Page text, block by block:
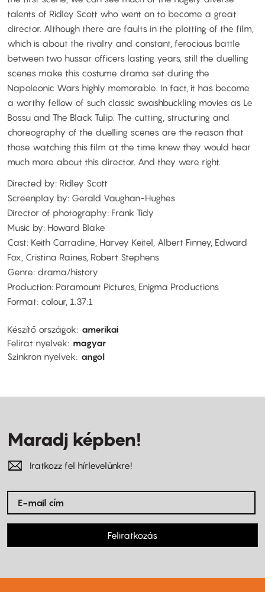
talents of Ridley Scott who went on to become a great
director. Although there are faults in the plotting of the film,
which is about the rivalry and constant, ferocious battle
between two hussar officers lasting years, still the duelling
scenes make this costume drama set during the
Napoleonic Wars highly memorable. In fact, it has become
a worthy fellow of such classic swashbuckling movies as Le
Bossu and The Black Tulip. The cutting, structuring and
choreography of the duelling scenes are the reason that
those watching this film at the time knew they would hear
much more about this director. And they were right.
Directed by: Ridley Scott
Screenplay by: Gerald Vaughan-Hughes
Director of photography: Frank Tidy
Music by: Howard Blake
Cast: Keith Carradine, Harvey Keitel, Albert Finney, Edward
Fox, Cristina Raines, Robert Stephens
Genre: drama/history
Production: Paramount Pictures, Enigma Productions
Format: colour, 1.37:1
Készítő országok
amerikai
Felirat nyelvek
magyar
Szinkron nyelvek
angol
Maradj képben!
Iratkozz fel hírlevelünkre!
Feliratkozás